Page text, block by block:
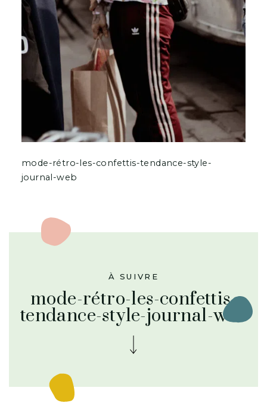
mode-rétro-les-confettis-tendance-style-
journal-web
À SUIVRE
mode-rétro-les-confettis-
tendance-style-journal-web